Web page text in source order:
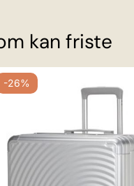
kan friste
-26%